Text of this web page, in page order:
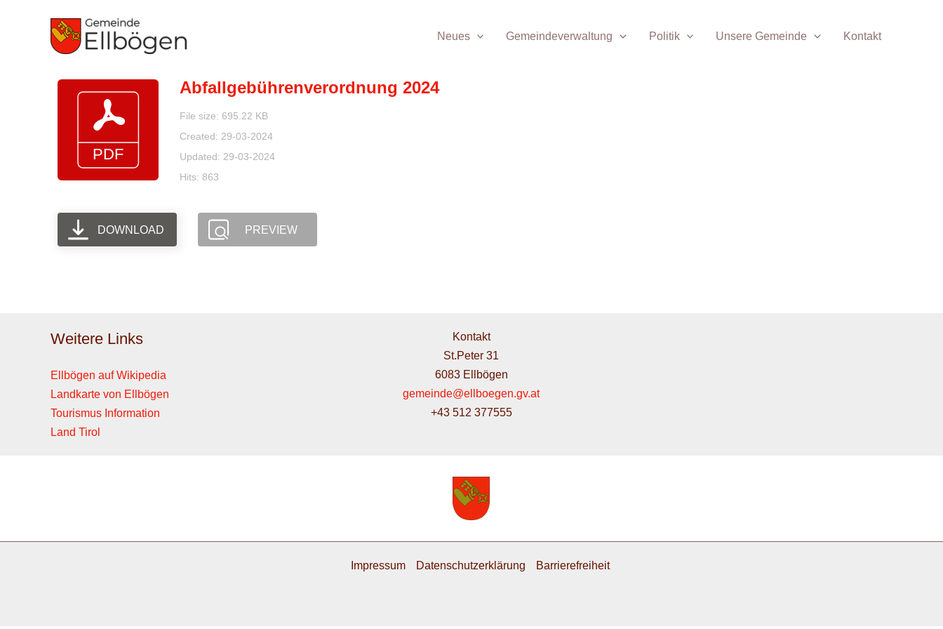
Neues Gemeindeverwaltung Politik Unsere Gemeinde Kontakt
Abfallgebührenverordnung 2024
File size: 695.22 KB
Created: 29-03-2024
Updated: 29-03-2024
Hits: 863
DOWNLOAD PREVIEW
Weitere Links
Ellbögen auf Wikipedia
Landkarte von Ellbögen
Tourismus Information
Land Tirol
Kontakt
St.Peter 31
6083 Ellbögen
gemeinde@ellboegen.gv.at
+43 512 377555
Impressum Datenschutzerklärung Barrierefreiheit